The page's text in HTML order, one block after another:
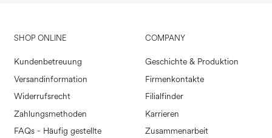
SHOP ONLINE
Kundenbetreuung
Versandinformation
Widerrufsrecht
Zahlungsmethoden
FAQs - Häufig gestellte
COMPANY
Geschichte & Produktion
Firmenkontakte
Filialfinder
Karrieren
Zusammenarbeit